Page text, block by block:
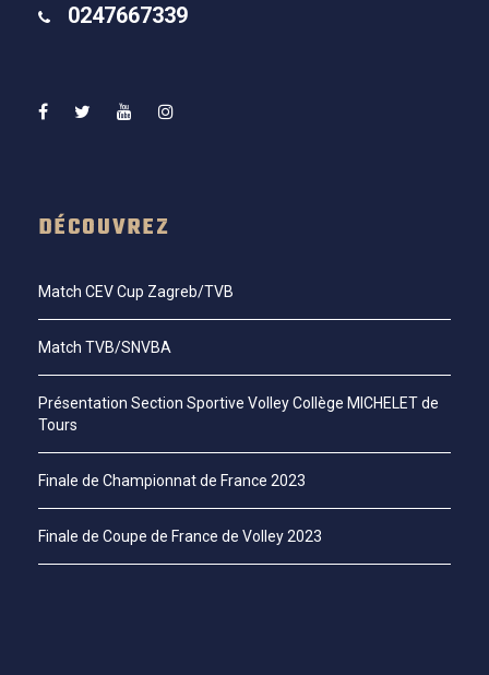
0247667339
DÉCOUVREZ
Match CEV Cup Zagreb/TVB
Match TVB/SNVBA
Présentation Section Sportive Volley Collège MICHELET de
Tours
Finale de Championnat de France 2023
Finale de Coupe de France de Volley 2023